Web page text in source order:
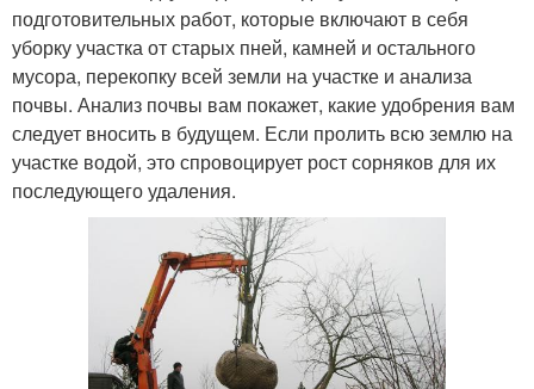
подготовительных работ, которые включают в себя
уборку участка от старых пней, камней и остального
мусора, перекопку всей земли на участке и анализа
почвы. Анализ почвы вам покажет, какие удобрения вам
следует вносить в будущем. Если пролить всю землю на
участке водой, это спровоцирует рост сорняков для их
последующего удаления.